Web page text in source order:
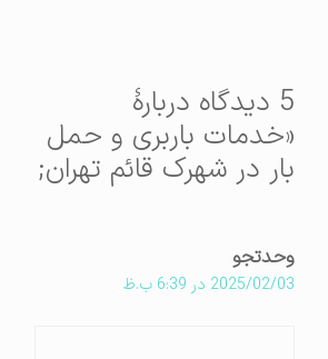
5 دیدگاه دربارهٔ
«خدمات باربری و حمل
بار در شهرک قائم تهران;
وحدتجو
2025/02/03 در 6:39 ب.ظ